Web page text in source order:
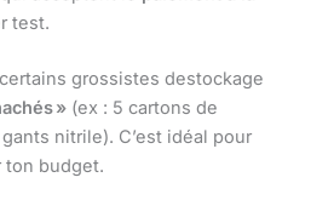
test.
grossistes destockage
» (ex : 5 cartons de
nitrile). C’est idéal pour
ton budget.